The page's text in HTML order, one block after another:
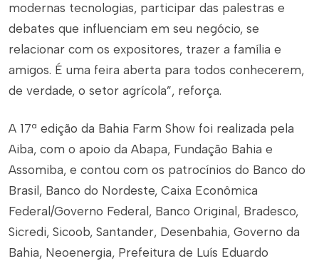
modernas tecnologias, participar das palestras e
debates que influenciam em seu negócio, se
relacionar com os expositores, trazer a família e
amigos. É uma feira aberta para todos conhecerem,
de verdade, o setor agrícola”, reforça.
A 17ª edição da Bahia Farm Show foi realizada pela
Aiba, com o apoio da Abapa, Fundação Bahia e
Assomiba, e contou com os patrocínios do Banco do
Brasil, Banco do Nordeste, Caixa Econômica
Federal/Governo Federal, Banco Original, Bradesco,
Sicredi, Sicoob, Santander, Desenbahia, Governo da
Bahia, Neoenergia, Prefeitura de Luís Eduardo